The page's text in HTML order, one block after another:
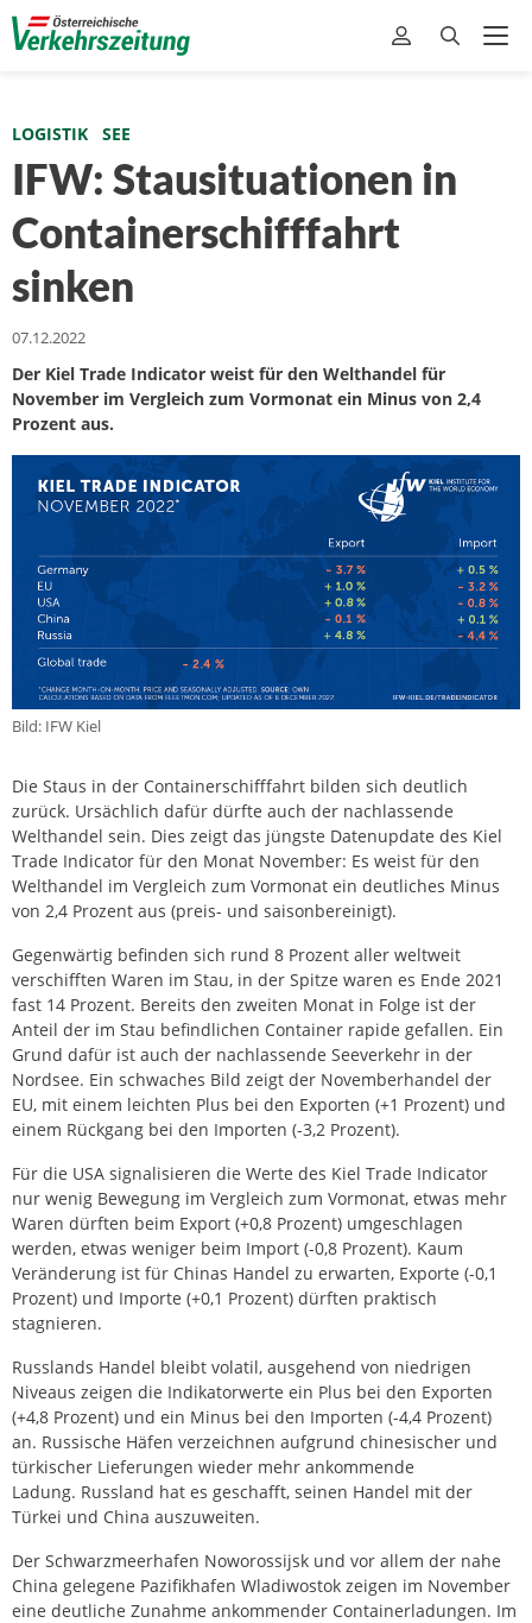
LOGISTIK SEE
IFW: Stausituationen in
Containerschifffahrt
sinken
07.12.2022
Der Kiel Trade Indicator weist für den Welthandel für
November im Vergleich zum Vormonat ein Minus von 2,4
Prozent aus.
Bild: IFW Kiel
Die Staus in der Containerschifffahrt bilden sich deutlich
zurück. Ursächlich dafür dürfte auch der nachlassende
Welthandel sein. Dies zeigt das jüngste Datenupdate des Kiel
Trade Indicator für den Monat November: Es weist für den
Welthandel im Vergleich zum Vormonat ein deutliches Minus
von 2,4 Prozent aus (preis- und saisonbereinigt).
Gegenwärtig befinden sich rund 8 Prozent aller weltweit
verschifften Waren im Stau, in der Spitze waren es Ende 2021
fast 14 Prozent. Bereits den zweiten Monat in Folge ist der
Anteil der im Stau befindlichen Container rapide gefallen. Ein
Grund dafür ist auch der nachlassende Seeverkehr in der
Nordsee. Ein schwaches Bild zeigt der Novemberhandel der
EU, mit einem leichten Plus bei den Exporten (+1 Prozent) und
einem Rückgang bei den Importen (-3,2 Prozent).
Für die USA signalisieren die Werte des Kiel Trade Indicator
nur wenig Bewegung im Vergleich zum Vormonat, etwas mehr
Waren dürften beim Export (+0,8 Prozent) umgeschlagen
werden, etwas weniger beim Import (-0,8 Prozent). Kaum
Veränderung ist für Chinas Handel zu erwarten, Exporte (-0,1
Prozent) und Importe (+0,1 Prozent) dürften praktisch
stagnieren.
Russlands Handel bleibt volatil, ausgehend von niedrigen
Niveaus zeigen die Indikatorwerte ein Plus bei den Exporten
(+4,8 Prozent) und ein Minus bei den Importen (-4,4 Prozent)
an. Russische Häfen verzeichnen aufgrund chinesischer und
türkischer Lieferungen wieder mehr ankommende
Ladung. Russland hat es geschafft, seinen Handel mit der
Türkei und China auszuweiten.
Der Schwarzmeerhafen Noworossijsk und vor allem der nahe
China gelegene Pazifikhafen Wladiwostok zeigen im November
eine deutliche Zunahme ankommender Containerladungen. Im